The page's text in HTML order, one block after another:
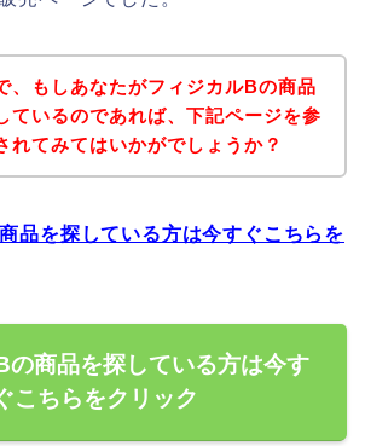
、もしあなたがフィジカルBの商品
ているのであれば、下記ページを参
れてみてはいかがでしょうか？
品を探している方は今すぐこちらを
の商品を探している方は今す
こちらをクリック